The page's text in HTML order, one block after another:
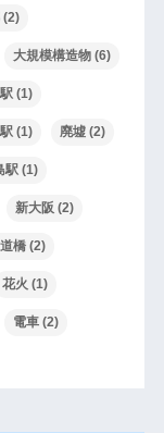
(2)
大規模構造物(6)
(1)
(1) 廃墟(2)
駅(1)
新大阪 (2)
橋(2)
花火 (1)
電車(2)